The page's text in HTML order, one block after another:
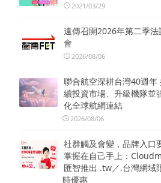
2021/03/29
遠傳召開2026年第二季法
會
2026/08/06
聯合航空深耕台灣40週年
續投資市場、升級機隊並
化全球航網連結
2026/08/06
社群觸及會變，品牌入口
掌握在自己手上：
匯智推出 .tw／.台灣網域
時優惠